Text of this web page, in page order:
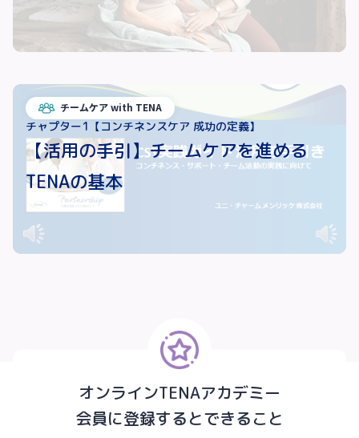
チームケア with TENA
チャプター1【コンチネンスケア 成功の定義】
【活用の手引】チームケアを進める
TENAの基本
オンラインTENAアカデミー
会員に登録するとできること